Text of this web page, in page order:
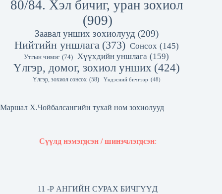
80/84. Хэл бичиг, уран зохиол
(909)
Заавал унших зохиолууд (209)
Нийтийн уншлага (373) Сонсох (145)
Утгын чимэг (74) Хүүхдийн уншлага (159)
Үлгэр, домог, зохиол унших (424)
Үлгэр, зохиол сонсох (58) Үндэсний бичгээр (48)
Маршал Х.Чойбалсангийн тухай ном зохиолууд
Сүүлд нэмэгдсэн / шинэчлэгдсэн:
11 -Р АНГИЙН СУРАХ БИЧГҮҮД